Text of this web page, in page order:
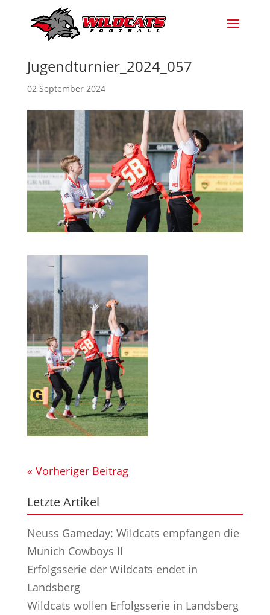
Jugendturnier_2024_057
02 September 2024
« Vorheriger Beitrag
Letzte Artikel
Neuss Gameday: Wildcats empfangen die
Munich Cowboys II
Erfolgsserie der Wildcats endet in
Landsberg
Wildcats wollen Erfolgsserie in Landsberg